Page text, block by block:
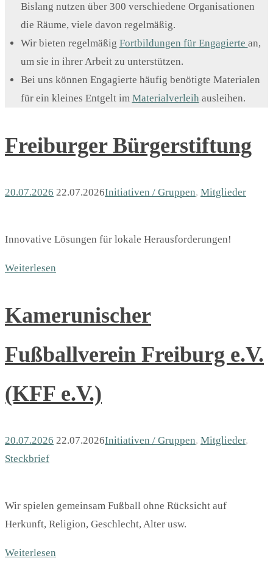
Bislang nutzen über 300 verschiedene Organisationen
die Räume, viele davon regelmäßig.
Wir bieten regelmäßig Fortbildungen für Engagierte an,
um sie in ihrer Arbeit zu unterstützen.
Bei uns können Engagierte häufig benötigte Materialen
für ein kleines Entgelt im Materialverleih ausleihen.
Freiburger Bürgerstiftung
20.07.2026 22.07.2026Initiativen / Gruppen, Mitglieder
Innovative Lösungen für lokale Herausforderungen!
Weiterlesen
Kamerunischer
Fußballverein Freiburg e.V.
(KFF e.V.)
20.07.2026 22.07.2026Initiativen / Gruppen, Mitglieder,
Steckbrief
Wir spielen gemeinsam Fußball ohne Rücksicht auf
Herkunft, Religion, Geschlecht, Alter usw.
Weiterlesen